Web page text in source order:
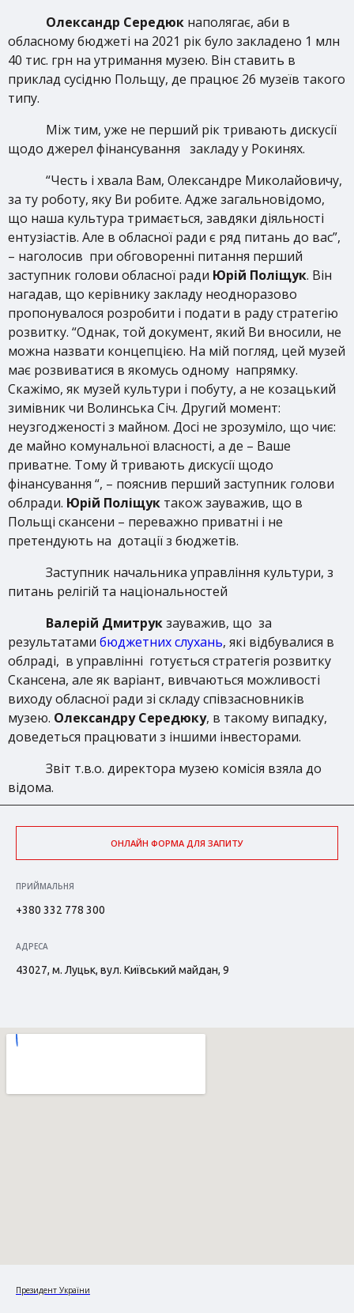
Олександр Середюк наполягає, аби в
обласному бюджеті на 2021 рік було закладено 1 млн
40 тис. грн на утримання музею. Він ставить в
приклад сусідню Польщу, де працює 26 музеїв такого
типу.
Між тим, уже не перший рік тривають дискусії
щодо джерел фінансування закладу у Рокинях.
“Честь і хвала Вам, Олександре Миколайовичу,
за ту роботу, яку Ви робите. Адже загальновідомо,
що наша культура тримається, завдяки діяльності
ентузіастів. Але в обласної ради є ряд питань до вас”,
– наголосив при обговоренні питання перший
заступник голови обласної ради Юрій Поліщук. Він
нагадав, що керівнику закладу неодноразово
пропонувалося розробити і подати в раду стратегію
розвитку. “Однак, той документ, який Ви вносили, не
можна назвати концепцією. На мій погляд, цей музей
має розвиватися в якомусь одному напрямку.
Скажімо, як музей культури і побуту, а не козацький
зимівник чи Волинська Січ. Другий момент:
неузгодженості з майном. Досі не зрозуміло, що чиє:
де майно комунальної власності, а де – Ваше
приватне. Тому й тривають дискусії щодо
фінансування “, – пояснив перший заступник голови
облради. Юрій Поліщук також зауважив, що в
Польщі скансени – переважно приватні і не
претендують на дотації з бюджетів.
Заступник начальника управління культури, з
питань релігій та національностей
Валерій Дмитрукзауважив, що за
результатами бюджетних слухань, які відбувалися в
облраді, в управлінні готується стратегія розвитку
Скансена, але як варіант, вивчаються можливості
виходу обласної ради зі складу співзасновників
музею. Олександру Середюку, в такому випадку,
доведеться працювати з іншими інвесторами.
Звіт т.в.о. директора музею комісія взяла до
відома.
ОНЛАЙН ФОРМА ДЛЯ ЗАПИТУ
ПРИЙМАЛЬНЯ
+380 332 778 300
АДРЕСА
43027, м. Луцьк, вул. Київський майдан, 9
Президент України